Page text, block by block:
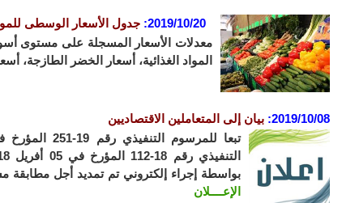
2019/10/20: جدول الأسعار الوسطى
المواد الغذائية، أسعار الخضر الطازجة،
2019/10/08
: بيان إلى المتعاملين الاقتصاديين
بواسطة إجراء إلكتروني تم تمديد أجل مطابقة مستخرجات
الإعــــلان